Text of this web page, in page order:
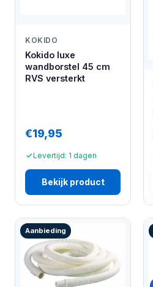
KOKIDO
Kokido luxe
wandborstel 45 cm
RVS versterkt
€19,95
Levertijd: 1 dagen
Bekijk product
Aanbieding